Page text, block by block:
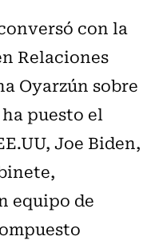
con la
Relaciones
Oyarzún sobre
puesto el
Joe Biden,
equipo de